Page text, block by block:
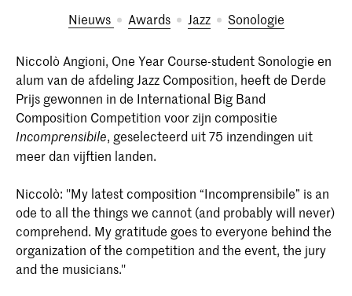
Nieuws Awards Jazz Sonologie
Niccolò Angioni, One Year Course-student Sonologie en
alum van de afdeling Jazz Composition, heeft de Derde
Prijs gewonnen in de International Big Band
Composition Competition voor zijn compositie
Incomprensibile, geselecteerd uit 75 inzendingen uit
meer dan vijftien landen.
Niccolò: ''My latest composition “Incomprensibile” is an
ode to all the things we cannot (and probably will never)
comprehend. My gratitude goes to everyone behind the
organization of the competition and the event, the jury
and the musicians.''